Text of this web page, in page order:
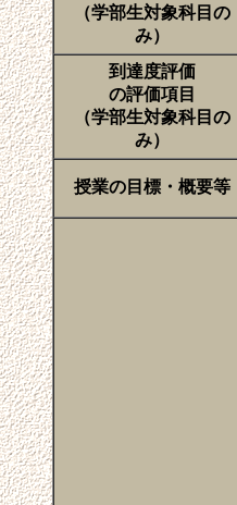
（学部生対象科目の
み）
到達度評価
の評価項目
（学部生対象科目の
み）
授業の目標・概要等